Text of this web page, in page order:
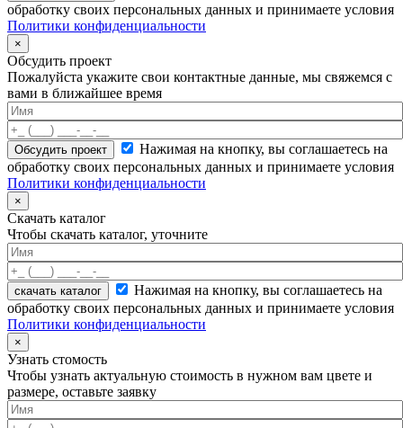
обработку своих персональных данных и принимаете условия
Политики конфиденциальности
×
Обсудить проект
Пожалуйста укажите свои контактные данные, мы свяжемся с
вами в ближайшее время
Нажимая на кнопку, вы соглашаетесь на
обработку своих персональных данных и принимаете условия
Политики конфиденциальности
×
Скачать каталог
Чтобы скачать каталог, уточните
скачать каталог
Нажимая на кнопку, вы соглашаетесь на
обработку своих персональных данных и принимаете условия
Политики конфиденциальности
×
Узнать стомость
Чтобы узнать актуальную стоимость в нужном вам цвете и
размере, оставьте заявку